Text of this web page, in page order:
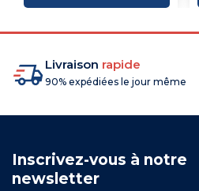
Livraison rapide
90% expédiées le jour même
Inscrivez-vous à notre
newsletter